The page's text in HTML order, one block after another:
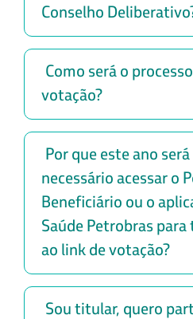
Conselho
Como será o
votação?
Por que este ano será
necessário acessar o
Beneficiário ou o
Saúde Petrobras para
ao link de votação?
Sou titular, quero